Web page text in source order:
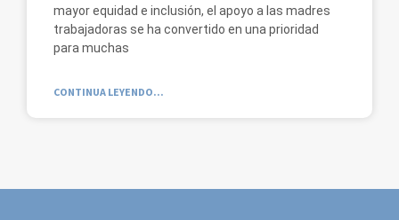
mayor equidad e inclusión, el apoyo a las madres
trabajadoras se ha convertido en una prioridad
para muchas
CONTINUA LEYENDO...